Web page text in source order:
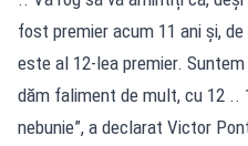
fost premier acum 11 ani și,
este al 12-lea premier.
dăm faliment de mult, cu 12 ..
nebunie”, a declarat Victor